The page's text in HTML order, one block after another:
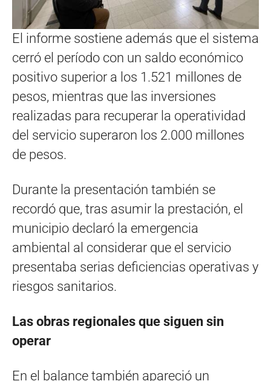
El informe sostiene además que el sistema
cerró el período con un saldo económico
positivo superior a los 1.521 millones de
pesos, mientras que las inversiones
realizadas para recuperar la operatividad
del servicio superaron los 2.000 millones
de pesos.
Durante la presentación también se
recordó que, tras asumir la prestación, el
municipio declaró la emergencia
ambiental al considerar que el servicio
presentaba serias deficiencias operativas y
riesgos sanitarios.
Las obras regionales que siguen sin
operar
En el balance también apareció un